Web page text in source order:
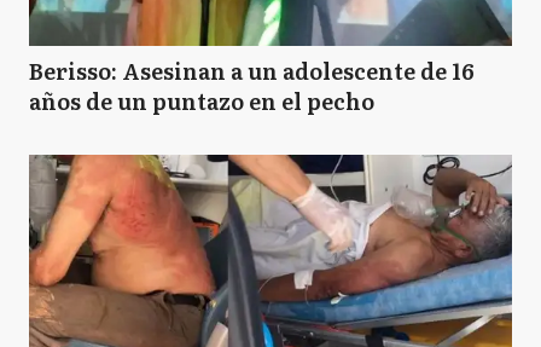
Berisso: Asesinan a un adolescente de 16
años de un puntazo en el pecho